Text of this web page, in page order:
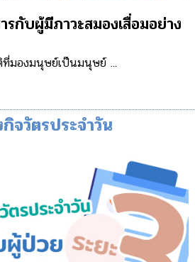
รกับผู้มีภาวะสมองเสื่อมอย่าง
ที่มองมนุษย์เป็นมนุษย์ ...
จวัตรประจำวัน